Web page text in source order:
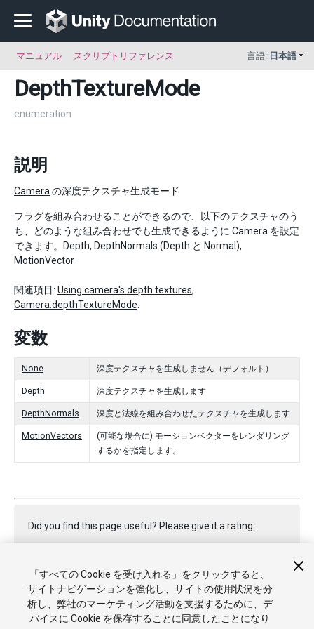
マニュアル スクリプトリファレンス 言語: 日本語
DepthTextureMode
enumeration
説明
Camera の深度テクスチャ生成モード
フラグを組み合わせることができるので、以下のテクスチャのう
ち、どのような組み合わせでも生成できるように Camera を設定
できます。Depth, DepthNormals (Depth と Normal),
MotionVector
関連項目: Using camera's depth textures,
Camera.depthTextureMode
変数
None 深度テクスチャを生成しません（デフォルト）
Depth 深度テクスチャを生成します
DepthNormals 深度と法線を組み合わせたテクスチャを生成します
MotionVectors
(可能な場合に) モーションベクターをレンダリング
するかを指定します。
Did you find this page useful? Please give it a rating:
Report a problem on this page
「すべての Cookie を受け入れる」をクリックすると、
サイトナビゲーションを強化し、サイトの使用状況を分
析し、弊社のマーケティング活動を支援するために、デ
バイスに Cookie を保存することに同意したことになり